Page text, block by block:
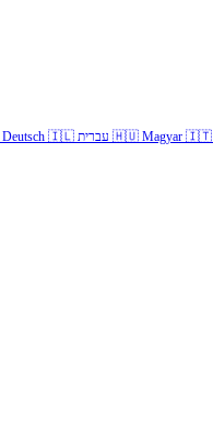
Deutsch 🇮🇱 עברית 🇭🇺 Magyar 🇮🇹